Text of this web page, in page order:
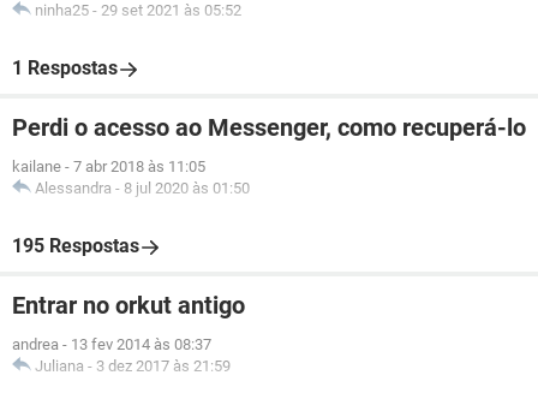
ninha25 - 29 set 2021 às 05:52
1 Respostas
Perdi o acesso ao Messenger, como recuperá-lo
kailane - 7 abr 2018 às 11:05
Alessandra - 8 jul 2020 às 01:50
195 Respostas
Entrar no orkut antigo
andrea - 13 fev 2014 às 08:37
Juliana - 3 dez 2017 às 21:59